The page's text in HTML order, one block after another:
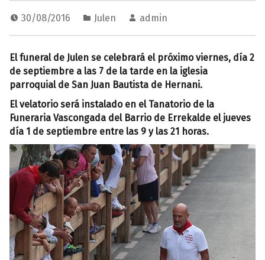
30/08/2016 Julen admin
El funeral de Julen se celebrará el próximo viernes, día 2
de septiembre a las 7 de la tarde en la iglesia
parroquial de San Juan Bautista de Hernani.
El velatorio será instalado en el Tanatorio de la
Funeraria Vascongada del Barrio de Errekalde el jueves
día 1 de septiembre entre las 9 y las 21 horas.